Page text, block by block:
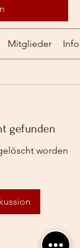
Mitglieder Info
gefunden
worden